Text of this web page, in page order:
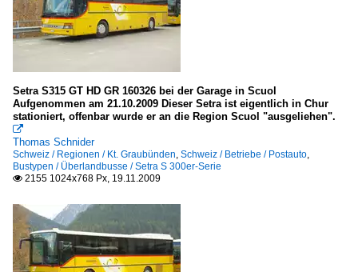
Setra S315 GT HD GR 160326 bei der Garage in Scuol
Aufgenommen am 21.10.2009 Dieser Setra ist eigentlich in Chur
stationiert, offenbar wurde er an die Region Scuol "ausgeliehen".

Thomas Schnider
Schweiz / Regionen / Kt. Graubünden, Schweiz / Betriebe / Postauto,
Bustypen / Überlandbusse / Setra S 300er-Serie
 2155 1024x768 Px, 19.11.2009